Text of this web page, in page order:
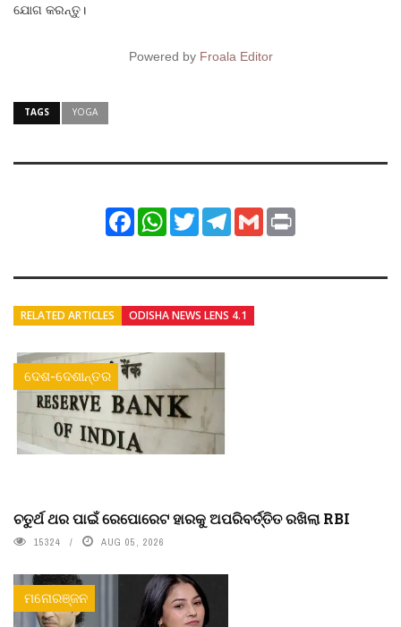
ଯୋଗ କରନ୍ତୁ।
Powered by Froala Editor
TAGS YOGA
FacebookWhatsApp
TwitterTelegram
Gmail
RELATED ARTICLES ODISHA NEWS LENS 4.1
ଦେଶ-ଦେଶାନ୍ତର
ଚତୁର୍ଥ ଥର ପାଇଁ ରେପୋରେଟ ହାରକୁ ଅପରିବର୍ତ୍ତିତ ରଖିଲା RBI
15324 AUG 05, 2026
ମନୋରଞ୍ଜନ